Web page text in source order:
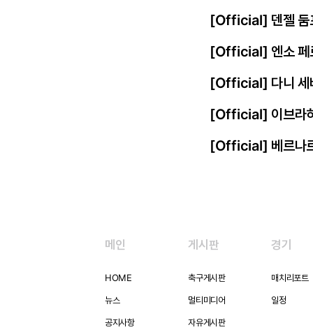
[Official] 덴젤 둠
[Official] 엔소 페
[Official] 다니 세
[Official] 이브라
[Official] 베르나
메인
HOME
뉴스
공지사항
게시판
축구게시판
멀티미디어
자유게시판
경기
매치리포트
일정